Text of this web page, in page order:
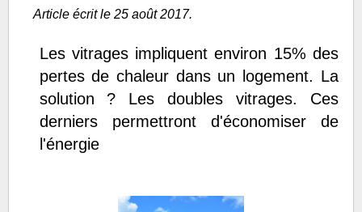
Article écrit le 25 août 2017.
Les vitrages impliquent environ 15% des
pertes de chaleur dans un logement. La
solution ? Les doubles vitrages. Ces
derniers permettront d'économiser de
l'énergie